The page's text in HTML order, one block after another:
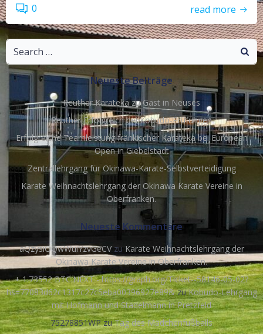
0 read more
Search
for:
Neueste Beiträge
Reuther Karateka zu Gast in Neuses
Reuther Erfolgreich bei Kobudo-Prüfungen
Erfolgreiche Teamleistung fränkischer Karateka bei European
Open in Giebelstadt
Zentrallehrgang für Okinawa-Karate-Selbstverteidigung
Karate Weihnachtslehrgang der Okinawa Karate Vereine in
Oberfranken.
Neueste Kommentare
aQzysiOQwWuiYzvGeCVzu Karate Weihnachtslehrgang der
Okinawa Karate Vereine in Oberfranken.
+ 1.73552 BTC.NEXT - https://graph.org/Ticket--58146-05-02?
hs=77083d62c1317c27c5eba00396927e89&zuKobudo-Lehrgang
mit Hofmann und Stadelmann in Pretzfeld
75278851WPzuTag des Mädchenfußballs